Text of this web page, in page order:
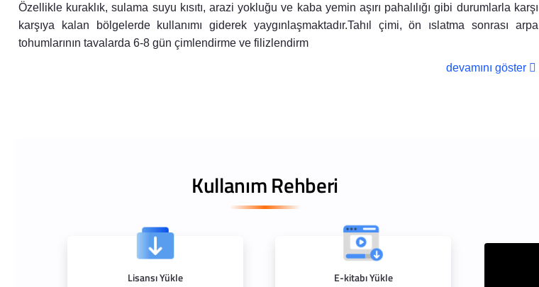
Özellikle kuraklık, sulama suyu kısıtı, arazi yokluğu ve kaba yemin aşırı pahalılığı gibi durumlarla karşı
karşıya kalan bölgelerde kullanımı giderek yaygınlaşmaktadır.Tahıl çimi, ön ıslatma sonrası arpa
tohumlarının tavalarda 6-8 gün çimlendirme ve filizlendirm
devamını göster
Kullanım Rehberi
Lisansı Yükle
E-kitabı Yükle